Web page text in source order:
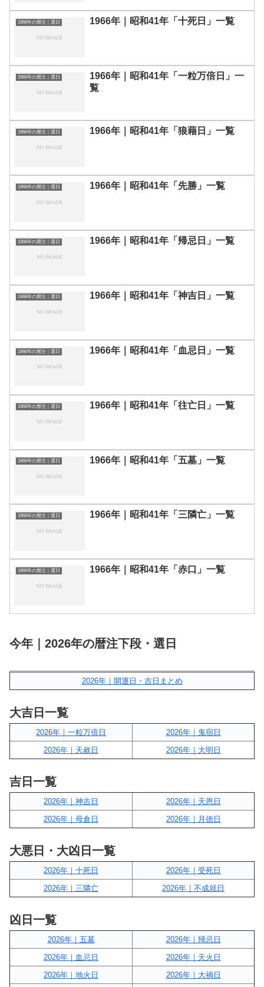
1966年の暦注｜選日 1966年｜昭和41年「十死日」一覧
1966年の暦注｜選日
1966年｜昭和41年「一粒万倍日」一
覧
1966年の暦注｜選日 1966年｜昭和41年「狼藉日」一覧
1966年の暦注｜選日 1966年｜昭和41年「先勝」一覧
1966年の暦注｜選日 1966年｜昭和41年「帰忌日」一覧
1966年の暦注｜選日 1966年｜昭和41年「神吉日」一覧
1966年の暦注｜選日 1966年｜昭和41年「血忌日」一覧
1966年の暦注｜選日 1966年｜昭和41年「往亡日」一覧
1966年の暦注｜選日 1966年｜昭和41年「五墓」一覧
1966年の暦注｜選日 1966年｜昭和41年「三隣亡」一覧
1966年の暦注｜選日 1966年｜昭和41年「赤口」一覧
今年｜2026年の暦注下段・選日
2026年｜開運日・吉日まとめ
大吉日一覧
2026年｜一粒万倍日
2026年｜鬼宿日
2026年｜天赦日
2026年｜大明日
吉日一覧
2026年｜神吉日
2026年｜天恩日
2026年｜母倉日
2026年｜月徳日
大悪日・大凶日一覧
2026年｜十死日
2026年｜受死日
2026年｜三隣亡
2026年｜不成就日
凶日一覧
2026年｜五墓
2026年｜帰忌日
2026年｜血忌日
2026年｜天火日
2026年｜地火日
2026年｜大禍日